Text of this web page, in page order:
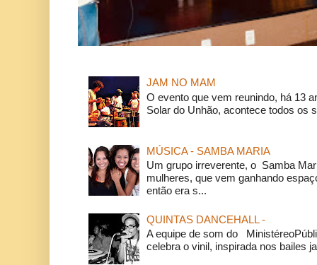
JAM NO MAM
O evento que vem reunindo, há 13
Solar do Unhão, acontece todos os
MÚSICA - SAMBA MARIA
Um grupo irreverente, o Samba
mulheres, que vem ganhando
então era s...
QUINTAS DANCEHALL -
A equipe de som do
celebra o vinil, inspirada nos bailes